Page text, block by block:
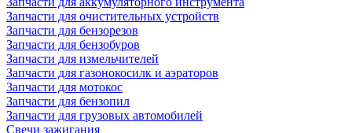
Запчасти для очистительных устройств
Запчасти для бензорезов
Запчасти для бензобуров
Запчасти для измельчителей
Запчасти для газонокосилк и аэраторов
Запчасти для мотокос
Запчасти для бензопил
Запчасти для грузовых автомобилей
Свечи зажигания